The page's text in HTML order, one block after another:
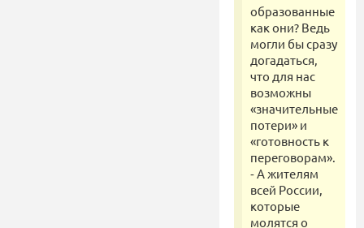
образованные
как они? Ведь
могли бы сразу
догадаться,
что для нас
возможны
«значительные
потери» и
«готовность к
переговорам».
⁃ А жителям
всей России,
которые
молятся о